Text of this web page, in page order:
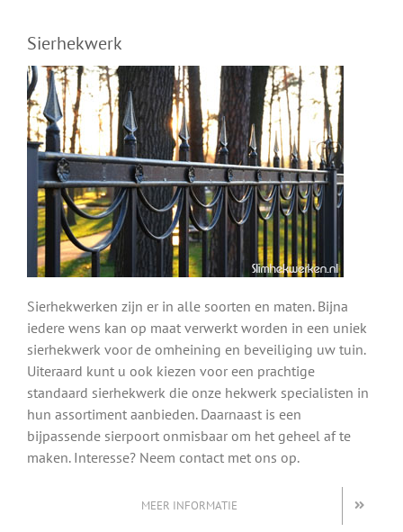
Sierhekwerk
Sierhekwerken zijn er in alle soorten en maten. Bijna
iedere wens kan op maat verwerkt worden in een uniek
sierhekwerk voor de omheining en beveiliging uw tuin.
Uiteraard kunt u ook kiezen voor een prachtige
standaard sierhekwerk die onze hekwerk specialisten in
hun assortiment aanbieden. Daarnaast is een
bijpassende sierpoort onmisbaar om het geheel af te
maken. Interesse? Neem contact met ons op.
MEER INFORMATIE